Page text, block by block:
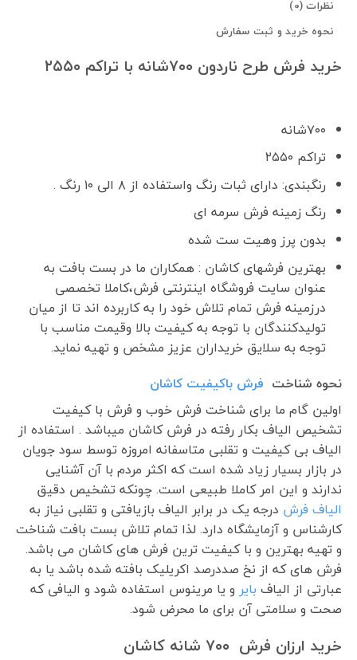
نظرات (0)
نحوه خرید و ثبت سفارش
خرید فرش طرح ناردون ۷۰۰شانه با تراکم ۲۵۵۰
۷۰۰شانه
تراکم ۲۵۵۰
رنگبندی: دارای ثبات رنگ واستفاده از ۸ الی ۱۰ رنگ .
رنگ زمینه فرش سرمه ای
بدون پرز وهیت ست شده
بهترین فرشهای کاشان : همکاران ما در بست بافت به
عنوان سایت فروشگاه اینترنتی فرش،کاملا تخصصی
درزمینه فرش تمام تلاش خود را به کاربرده اند تا از میان
تولیدکنندگان با توجه به کیفیت بالا وقیمت مناسب با
توجه به سلایق خریداران عزیز مشخص و تهیه نماید.
نحوه شناخت فرش باکیفیت کاشان
اولین گام ما برای شناخت فرش خوب و فرش با کیفیت
تشخیص الیاف بکار رفته در فرش کاشان میباشد . استفاده از
الیاف بی کیفیت و تقلبی متاسفانه امروزه توسط سود جویان
در بازار بسیار زیاد شده است که اکثر مردم با آن آشنایی
ندارند و این امر کاملا طبیعی است. چونکه تشخیص دقیق
الیاف فرش درجه یک در برابر الیاف بازیافتی و تقلبی نیاز به
کارشناس و آزمایشگاه دارد. لذا تمام تلاش بست بافت شناخت
و تهیه بهترین و با کیفیت ترین فرش های کاشان می باشد.
فرش های که از نخ صددرصد اکریلیک بافته شده باشد یا به
عبارتی از الیاف بایر و یا مرینوس استفاده شود و الیافی که
صحت و سلامتی آن برای ما محرض شود.
خرید ارزان فرش ۷۰۰ شانه کاشان